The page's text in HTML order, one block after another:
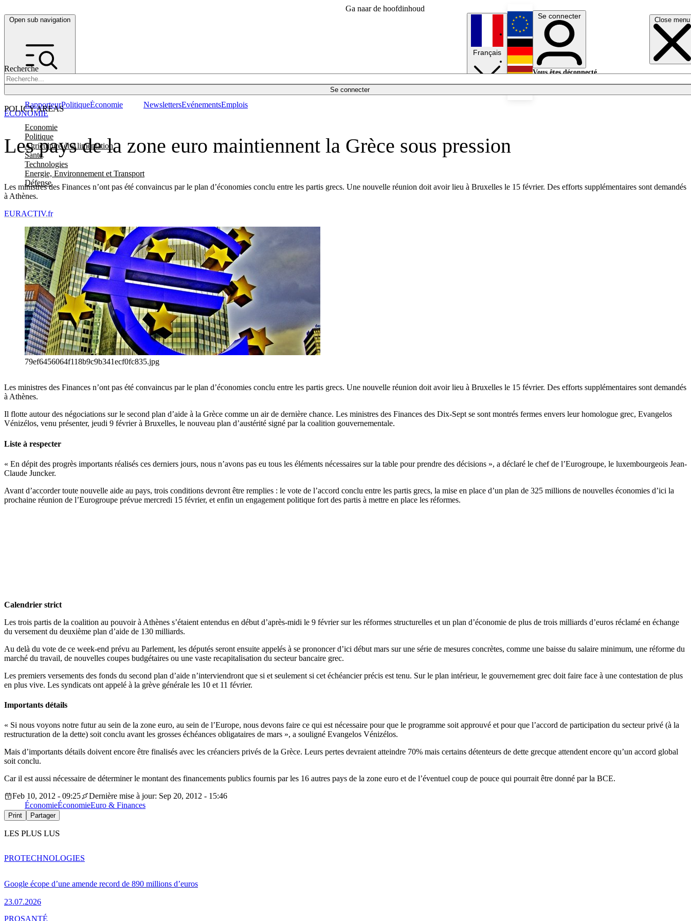
Ga naar de hoofdinhoud
Open sub navigation Close menu
Recherche
Se connecter
POLICY AREAS
Economie
Politique
Agriculture et Alimentation
Santé
Technologies
Energie, Environnement et Transport
Défense
RapporteurPolitiqueÉconomie NewslettersEvénementsEmplois
Français
English
Deutsch
Se connecter
Vous êtes déconnecté.
Les pays de la zone euro maintiennent la Grèce sous pression
Les ministres des Finances n’ont pas été convaincus par le plan d’économies conclu entre les partis grecs. Une nouvelle réunion doit avoir lieu à Bruxelles le 15 février. Des efforts supplémentaires sont demandés
à Athènes.
ÉCONOMIE
EURACTIV.fr
79ef6456064f118b9c9b341ecf0fc835.jpg
Les ministres des Finances n’ont pas été convaincus par le plan d’économies conclu entre les partis grecs. Une nouvelle réunion doit avoir lieu à Bruxelles le 15 février. Des efforts supplémentaires sont demandés
à Athènes.
Il flotte autour des négociations sur le second plan d’aide à la Grèce comme un air de dernière chance. Les ministres des Finances des Dix-Sept se sont montrés fermes envers leur homologue grec, Evangelos
Vénizélos, venu présenter, jeudi 9 février à Bruxelles, le nouveau plan d’austérité signé par la coalition gouvernementale.
Liste à respecter
« En dépit des progrès importants réalisés ces derniers jours, nous n’avons pas eu tous les éléments nécessaires sur la table pour prendre des décisions », a déclaré le chef de l’Eurogroupe, le luxembourgeois Jean-
Claude Juncker.
Avant d’accorder toute nouvelle aide au pays, trois conditions devront être remplies : le vote de l’accord conclu entre les partis grecs, la mise en place d’un plan de 325 millions de nouvelles économies d’ici la
prochaine réunion de l’Eurogroupe prévue mercredi 15 février, et enfin un engagement politique fort des partis à mettre en place les réformes.
Calendrier strict
Les trois partis de la coalition au pouvoir à Athènes s’étaient entendus en début d’après-midi le 9 février sur les réformes structurelles et un plan d’économie de plus de trois milliards d’euros réclamé en échange
du versement du deuxième plan d’aide de 130 milliards.
Au delà du vote de ce week-end prévu au Parlement, les députés seront ensuite appelés à se prononcer d’ici début mars sur une série de mesures concrètes, comme une baisse du salaire minimum, une réforme du
marché du travail, de nouvelles coupes budgétaires ou une vaste recapitalisation du secteur bancaire grec.
Les premiers versements des fonds du second plan d’aide n’interviendront que si et seulement si cet échéancier précis est tenu. Sur le plan intérieur, le gouvernement grec doit faire face à une contestation de plus
en plus vive. Les syndicats ont appelé à la grève générale les 10 et 11 février.
Importants détails
« Si nous voyons notre futur au sein de la zone euro, au sein de l’Europe, nous devons faire ce qui est nécessaire pour que le programme soit approuvé et pour que l’accord de participation du secteur privé (à la
restructuration de la dette) soit conclu avant les grosses échéances obligataires de mars », a souligné Evangelos Vénizélos.
Mais d’importants détails doivent encore être finalisés avec les créanciers privés de la Grèce. Leurs pertes devraient atteindre 70% mais certains détenteurs de dette grecque attendent encore qu’un accord global
soit conclu.
Car il est aussi nécessaire de déterminer le montant des financements publics fournis par les 16 autres pays de la zone euro et de l’éventuel coup de pouce qui pourrait être donné par la BCE.
Feb 10, 2012 - 09:25
Dernière mise à jour: Sep 20, 2012 - 15:46
ÉconomieÉconomieEuro & Finances
Print Partager
LES PLUS LUS
Google écope d’une amende record de 890 millions d’euros
23.07.2026
PROTECHNOLOGIES
PROSANTÉ